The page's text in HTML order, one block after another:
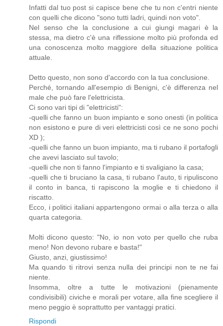
Infatti dal tuo post si capisce bene che tu non c'entri niente
con quelli che dicono "sono tutti ladri, quindi non voto".
Nel senso che la conclusione a cui giungi magari è la
stessa, ma dietro c'è una riflessione molto più profonda ed
una conoscenza molto maggiore della situazione politica
attuale.
Detto questo, non sono d'accordo con la tua conclusione.
Perché, tornando all'esempio di Benigni, c'è differenza nel
male che può fare l'elettricista.
Ci sono vari tipi di "elettricisti":
-quelli che fanno un buon impianto e sono onesti (in politica
non esistono e pure di veri elettricisti così ce ne sono pochi
XD );
-quelli che fanno un buon impianto, ma ti rubano il portafogli
che avevi lasciato sul tavolo;
-quelli che non ti fanno l'impianto e ti svaligiano la casa;
-quelli che ti bruciano la casa, ti rubano l'auto, ti ripuliscono
il conto in banca, ti rapiscono la moglie e ti chiedono il
riscatto.
Ecco, i politici italiani appartengono ormai o alla terza o alla
quarta categoria.
Molti dicono questo: "No, io non voto per quello che ruba
meno! Non devono rubare e basta!"
Giusto, anzi, giustissimo!
Ma quando ti ritrovi senza nulla dei principi non te ne fai
niente.
Insomma, oltre a tutte le motivazioni (pienamente
condivisibili) civiche e morali per votare, alla fine scegliere il
meno peggio è soprattutto per vantaggi pratici.
Rispondi